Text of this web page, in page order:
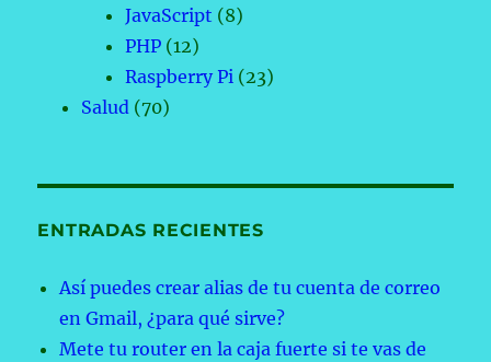
JavaScript (8)
PHP (12)
Raspberry Pi (23)
Salud (70)
ENTRADAS RECIENTES
Así puedes crear alias de tu cuenta de correo
en Gmail, ¿para qué sirve?
Mete tu router en la caja fuerte si te vas de